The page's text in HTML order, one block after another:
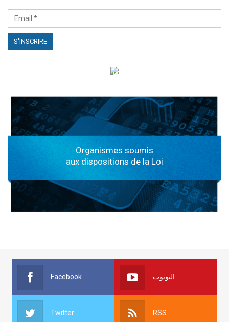
الهياكل الخاضعة لقانون النفاذ إلى المعلومة
Organismes soumis
aux dispositions de la Loi
Facebook اليوتوب
Twitter RSS